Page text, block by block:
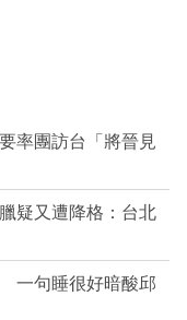
率團訪台「將晉見
疑又遭降格：台北
一句睡很好暗酸邱